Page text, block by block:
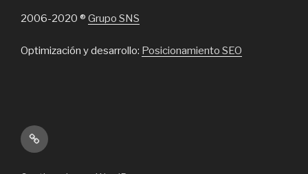
Chile”
2006-2020 ® Grupo SNS
Optimización y desarrollo: Posicionamiento SEO
Inicio